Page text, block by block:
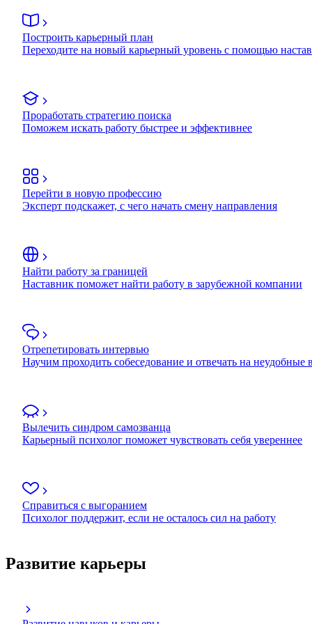
Построить карьерный план
Переходите на новый карьерный уровень с помощью
Проработать стратегию поиска
Поможем искать работу быстрее и эффективнее
Перейти в новую профессию
Эксперт подскажет, с чего начать смену направления
Найти работу за границей
Наставник поможет найти работу в зарубежной компании
Отрепетировать интервью
Научим проходить собеседование и отвечать на неудобные
Вылечить синдром самозванца
Карьерный психолог поможет чувствовать себя увереннее
Справиться с выгоранием
Психолог поддержит, если не осталось сил на работу
Развитие карьеры